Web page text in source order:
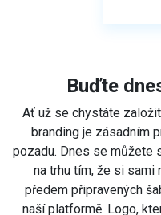
Buďte
Ať už se chystáte
branding je zásadním
pozadu. Dnes se můžete
na trhu tím, že si sami
předem připravených
naší platformě. Logo,